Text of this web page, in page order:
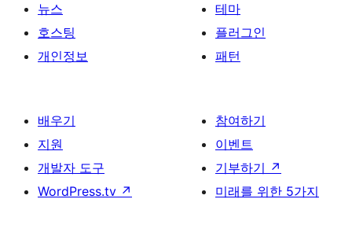
뉴스
호스팅
개인정보
테마
플러그인
패턴
배우기
지원
개발자 도구
WordPress.tv ↗
참여하기
이벤트
기부하기 ↗
미래를 위한 5가지